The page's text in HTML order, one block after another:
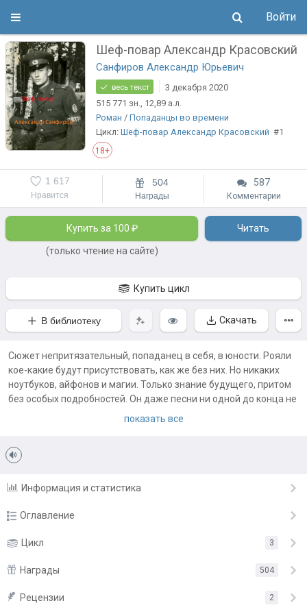
Войти
Шеф-повар Александр Красовский
Санфиров Александр Юрьевич
весь текст
3 декабря 2020
515 771 зн., 12,89 а.л.
Роман / Попаданцы во времени
Цикл: Шеф-повар Александр Красовский #1
18+
Нравится
1 617 504
Награды
587
Комментарии
Купить за 100 ₽
(только чтение на сайте)
Читать
Купить цикл
В библиотеку Скачать
Сюжет непритязательный, попаданец в себя, в юности. Рояли
кое-какие будут присутствовать, как же без них. Но никаких
ноутбуков, айфонов и магии. Только знание будущего, притом
без особых подробностей. Он даже песни ни одной до конца не
показать все
Информация и статистика
Оглавление
Глава 1 24.12.19
Глава 2 29.12.19
Глава 3 3.01.20
Цикл 3
Награды 504
«Прекрасная работа»
Рецензии 2